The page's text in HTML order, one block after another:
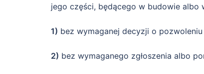
jego części, będącego w budowie albo
1) bez wymaganej decyzji o
2) bez wymaganego zgłoszenia albo